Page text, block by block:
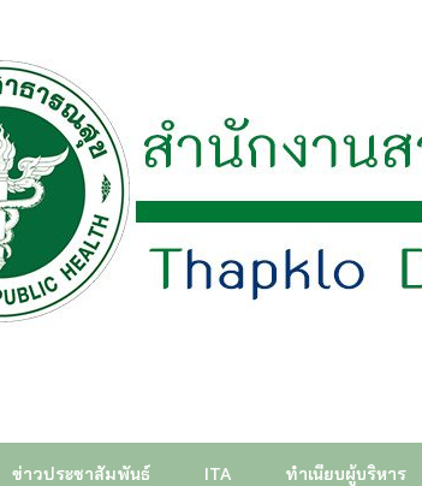
สาธารณสุขอำเภอทับคล้อ
ข่าวประชาสัมพันธ์ ITA ทำเนียบผู้บริหาร